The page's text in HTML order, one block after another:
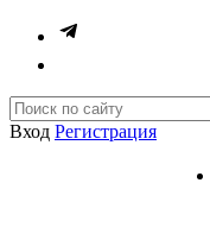
Вход Регистрация